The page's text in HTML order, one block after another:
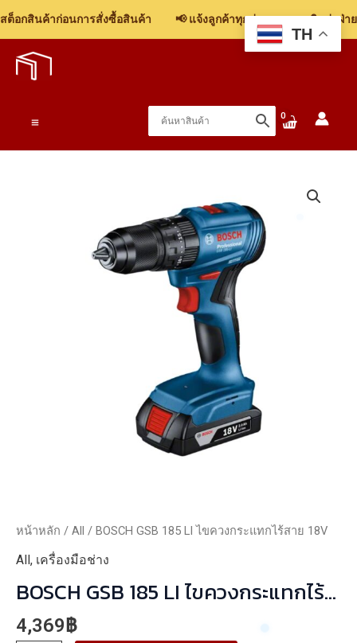
อกสินค้าก่อนการสั่งซื้อสินค้า 📢 แจ้งลูกค้าทุกท่าน: รบกวนติดต่อฝ่า
หน้าหลัก / All / BOSCH GSB 185 LI ไขควงกระแทกไร้สาย 18V
All, เครื่องมือช่าง
BOSCH GSB 185 LI ไขควงกระแทกไร้
สาย 18V
4,369฿
TH
LI
ไขควง